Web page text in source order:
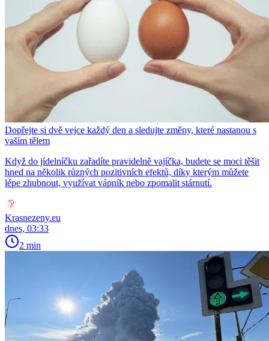
Dopřejte si dvě vejce každý den a sledujte změny, které nastanou s
vaším tělem
Když do jídelníčku zařadíte pravidelně vajíčka, budete se moci těšit
hned na několik různých pozitivních efektů, díky kterým můžete
lépe zhubnout, využívat vápník nebo zpomalit stárnutí.
Krasnezeny.eu
dnes, 03:33
2 min